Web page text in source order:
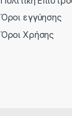
Όροι εγγύησης
Όροι Χρήσης